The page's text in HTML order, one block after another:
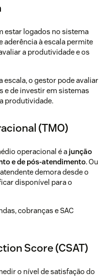
estar logados no sistema
aderência à escala permite
a produtividade e os
o gestor pode avaliar
e de investir em sistemas
produtividade.
(TMO)
operacional é a junção
e de pós-atendimento. Ou
demora desde o
disponível para o
cobranças e SAC
Score (CSAT)
o nível de satisfação do